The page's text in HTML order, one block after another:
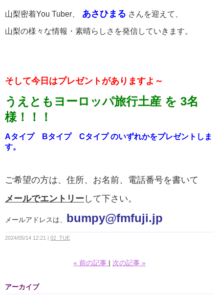
山梨密着You Tuber、 あさひまる さんを迎えて、
山梨の様々な情報・素晴らしさを発信していきます。
そして今日はプレゼントがありますよ～
うえともヨーロッパ旅行土産 を 3名
様！！！
Aタイプ Bタイプ Cタイプ のいずれかをプレゼントしま
す。
ご希望の方は、住所、お名前、電話番号を書いて
メールでエントリー して下さい。
メールアドレスは、 bumpy@fmfuji.jp
2024/05/14 12:21 02_TUE
« 前の記事 次の記事 »
アーカイブ